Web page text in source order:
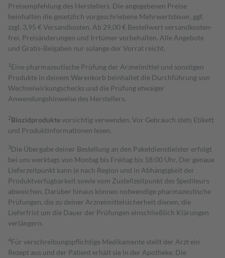
Preisempfehlung des Herstellers. Die angegebenen Preise
beinhalten die gesetzlich vorgeschriebene Mehrwertsteuer, ggf.
zzgl. 3,95 € Versandkosten. Ab 29,00 € Bestell­wert versand­kosten­
frei. Preisänderungen und Irrtümer vorbehalten. Alle Angebote
und Gratis-Beigaben nur solange der Vorrat reicht.
1 Eine pharmazeutische Prüfung der Arzneimittel und sonstigen
Produkte in deinem Warenkorb beinhaltet die Durchführung von
Wechselwirkungschecks und die Prüfung etwaiger
Anwendungshinweise des Herstellers.
2Biozidproduktevorsichtig verwenden. Vor Gebrauch stets Etikett
und Produktinformationen lesen.
3Die Übergabe deiner Bestellung an den Paketdienstleister erfolgt
bei uns werktags von Montag bis Freitag bis 18:00 Uhr. Der genaue
Lieferzeitpunkt kann je nach Region und in Abhängigkeit der
Produktverfügbarkeit sowie vom Zustellzeitpunkt des Spediteurs
abweichen. Darüber hinaus können notwendige pharmazeutische
Prüfungen, die zu deiner Arzneimittelsicherheit dienen, die
Lieferfrist um die Dauer der Prüfungen einschließlich Klärungen
verlängern.
4Für verschreibungspflichtige Medikamente stellt der Arzt ein
Rezept aus und der Patient erhält sie in der Apotheke. Die